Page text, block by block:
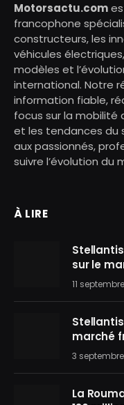
Motorsactu.com
francophone
constructeurs, les
véhicules
modèles et
international. Notre
information fiable,
focus sur la mobilité
et les tendances du
aux passionnés,
suivre l’évolution
À LIRE
sur le
11
marché
3
La